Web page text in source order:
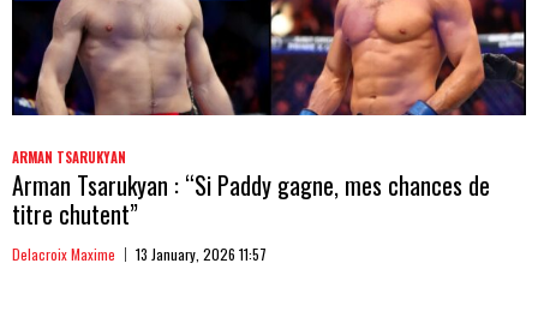
ARMAN TSARUKYAN
Arman Tsarukyan : “Si Paddy gagne, mes chances de
titre chutent”
Delacroix Maxime 13 January, 2026 11:57